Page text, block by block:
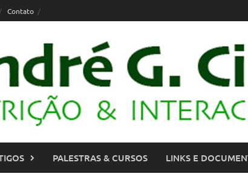
Contato
PALESTRAS & CURSOS LINKS E